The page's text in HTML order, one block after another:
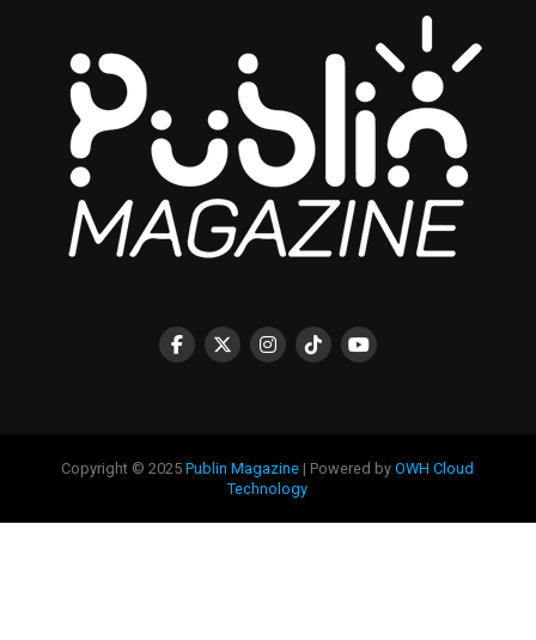
Copyright © 2025Publin Magazine | Powered byOWH Cloud
Technology